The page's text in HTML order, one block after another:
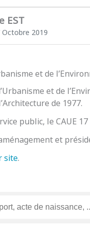
EST
2019
et de
et de
de 1977.
public, le CAUE
et
site.